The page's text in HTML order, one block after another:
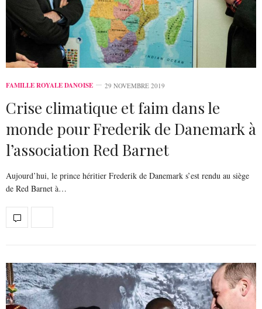
FAMILLE ROYALE DANOISE 29 NOVEMBRE 2019
Crise climatique et faim dans le
monde pour Frederik de Danemark à
l’association Red Barnet
Aujourd’hui, le prince héritier Frederik de Danemark s’est rendu au siège
de Red Barnet à…